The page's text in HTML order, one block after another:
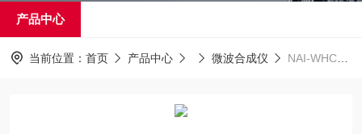
产品中心
当前位置： 首页 产品中心 微波合成仪 NAI-WHC2Z上海微波化学合成仪价格